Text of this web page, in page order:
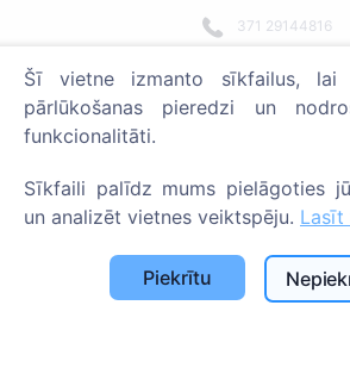
371 29144816
Strādājam visā Latvijā!
Administratoriem
© 2013 - 2026 Cemety Visas tiesības
Privātuma politika un
Šī vietne izmanto sīkfailus, lai
pārlūkošanas pieredzi un
funkcionalitāti.
Sīkfaili palīdz mums pielāgoties
un analizēt vietnes veiktspēju. Lasīt
Piekrītu